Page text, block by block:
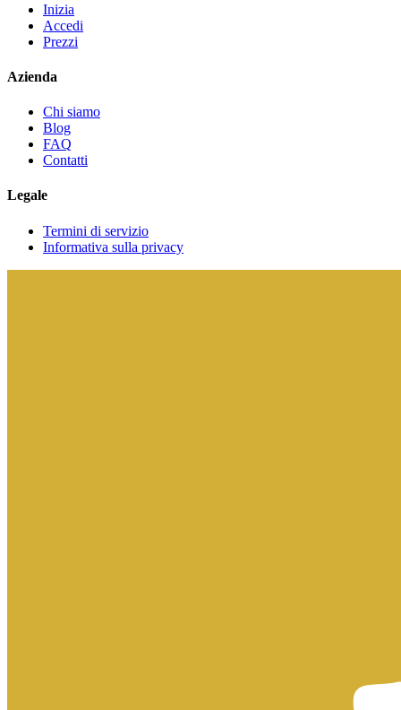
Inizia
Accedi
Prezzi
Azienda
Chi siamo
Blog
FAQ
Contatti
Legale
Termini di servizio
Informativa sulla privacy